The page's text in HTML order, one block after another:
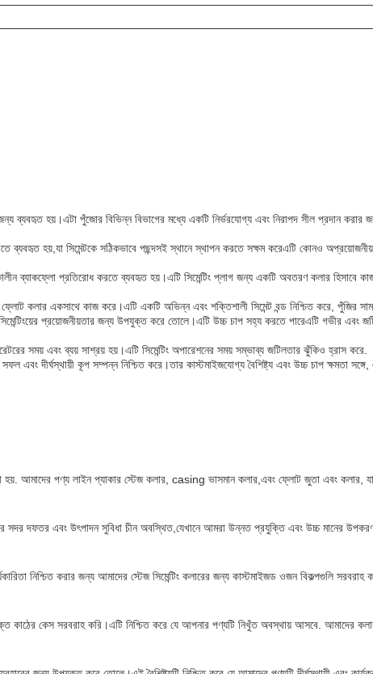
জন্য ব্যবহৃত হয়।এটা পুঁজোর বিভিন্ন বিভাগের মধ্যে একটি নির্ভরযোগ্য এবং নিরাপদ সীল প্রদান
ব্যবহৃত হয়,যা সিমেন্টকে সঠিকভাবে পছন্দসই স্থানে স্থাপন করতে সক্ষম করেএটি কোনও
ব্যাকফ্লো প্রতিরোধ করতে ব্যবহৃত হয়।এটি সিমেন্টিং প্লাগ জন্য একটি অবতরণ কলার হিসাবে কাজ
কলার একসাথে কাজ করে।এটি একটি অভিন্ন এবং শক্তিশালী সিমেন্ট বন্ড নিশ্চিত করে, পুঁজির
প্রয়োজনীয়তার জন্য উপযুক্ত করে তোলে।এটি উচ্চ চাপ সহ্য করতে পারেএটি গভীর এবং
সময় এবং ব্যয় সাশ্রয় হয়।এটি সিমেন্টিং অপারেশনের সময় সম্ভাব্য জটিলতার ঝুঁকিও হ্রাস করে.
এবং দীর্ঘস্থায়ী কূপ সম্পন্ন নিশ্চিত করে।তার কাস্টমাইজযোগ্য বৈশিষ্ট্য এবং উচ্চ চাপ ক্ষমতা
আমাদের পণ্য লাইন প্যাকার স্টেজ কলার, casing ভাসমান কলার,এবং ফ্লোট জুতা এবং কলার, যা
সদর দফতর এবং উৎপাদন সুবিধা চীন অবস্থিত,যেখানে আমরা উন্নত প্রযুক্তি এবং উচ্চ মানের উপকরণ
নিশ্চিত করার জন্য আমাদের স্টেজ সিমেন্টিং কলারের জন্য কাস্টমাইজড ওজন বিকল্পগুলি
শক্ত কাঠের কেস সরবরাহ করি।এটি নিশ্চিত করে যে আপনার পণ্যটি নিখুঁত অবস্থায় আসবে. আমাদের